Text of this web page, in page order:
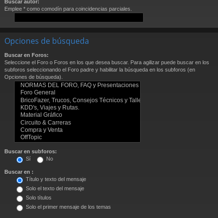
Buscar autor:
Emplee * como comodín para coincidencias parciales.
Opciones de búsqueda
Buscar en Foros:
Seleccione el Foro o Foros en los que desea buscar. Para agilizar puede buscar en los
subforos seleccionando el Foro padre y habilitar la búsqueda en los subforos (en
Opciones de búsqueda).
Buscar en subforos:
Sí
No
Buscar en :
Título y texto del mensaje
Solo el texto del mensaje
Solo títulos
Solo el primer mensaje de los temas